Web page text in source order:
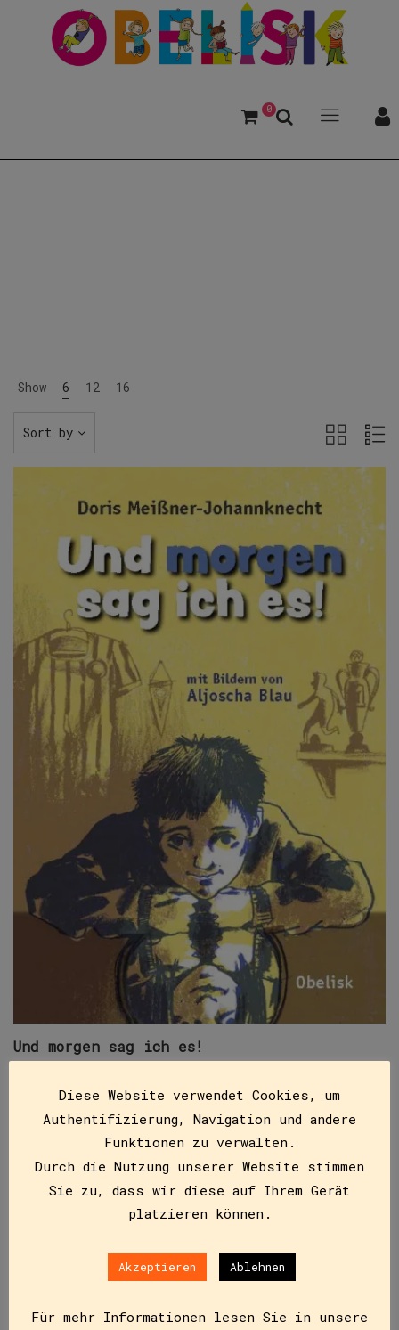
0
Show 6 12 16
Sort by
Und morgen sag ich es!
12,00
Paul ist 10, zieht gerade um und kommt in eine neue
der Stadt des deutschen…
Diese Website verwendet Cookies, um
Authentifizierung, Navigation und andere
Funktionen zu verwalten.
Durch die Nutzung unserer Website stimmen
Sie zu, dass wir diese auf Ihrem Gerät
platzieren können.
Akzeptieren Ablehnen
Für mehr Informationen lesen Sie in unsere